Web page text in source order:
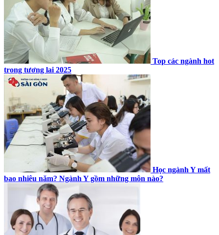
Top các ngành hot
trong tương lai 2025
Học ngành Y mất
bao nhiêu năm? Ngành Y gồm những môn nào?